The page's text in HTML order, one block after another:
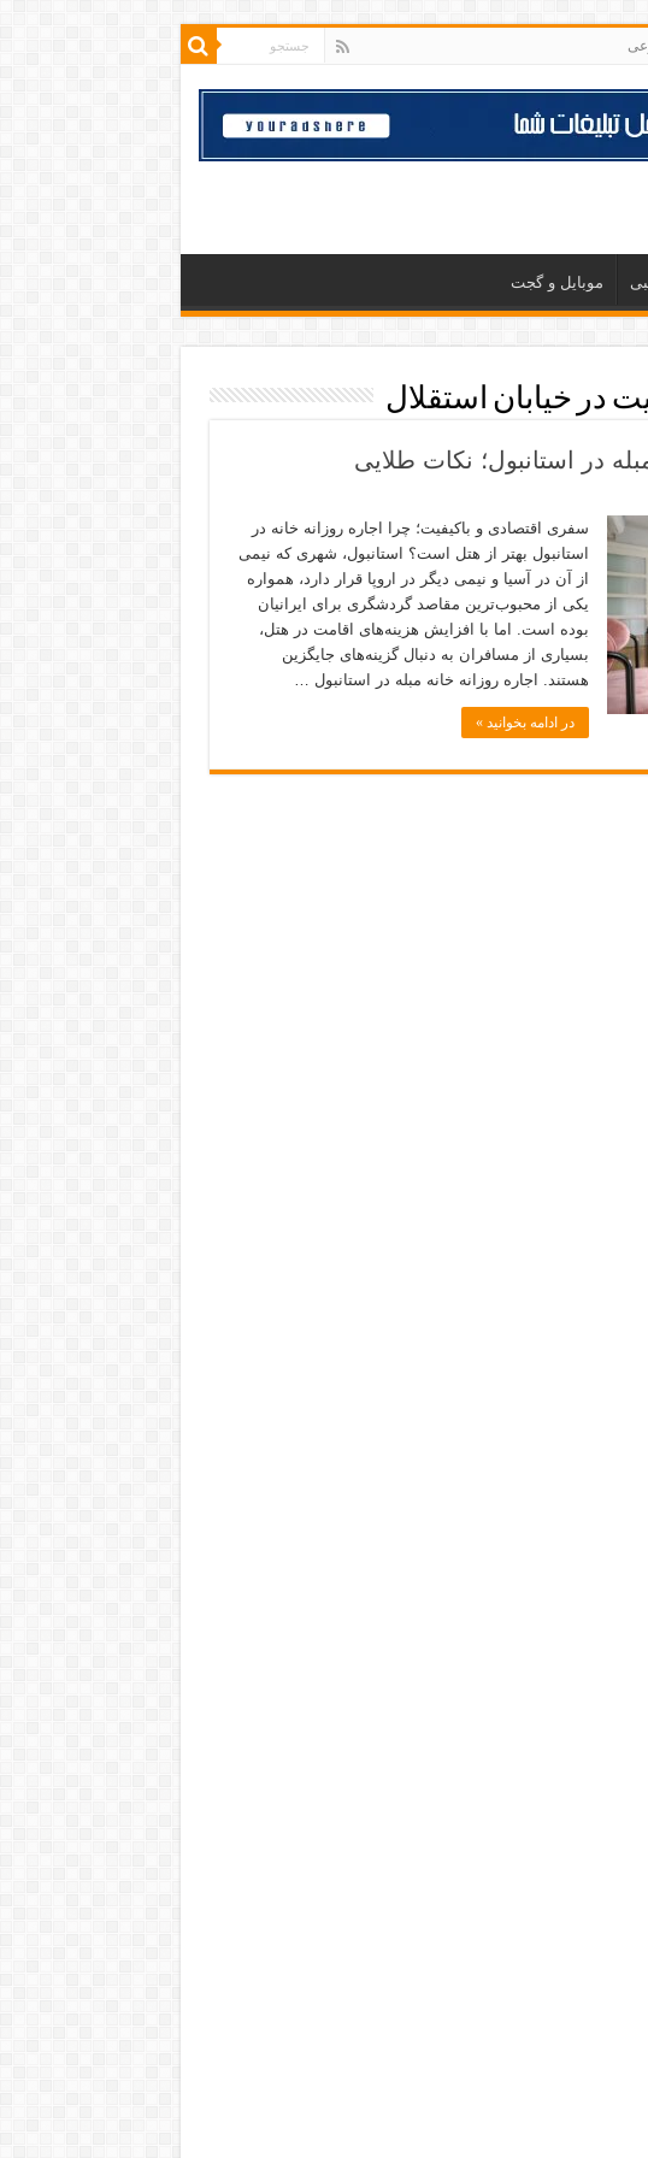
موبایل و گجت
در خیابان استقلال
در استانبول؛ نکات طلایی
سفری اقتصادی و باکیفیت؛ چرا اجاره روزانه خانه در
استانبول بهتر از هتل است؟ استانبول، شهری که نیمی
از آن در آسیا و نیمی دیگر در اروپا قرار دارد، همواره
یکی از محبوب‌ترین مقاصد گردشگری برای ایرانیان
بوده است. اما با افزایش هزینه‌های اقامت در هتل،
بسیاری از مسافران به دنبال گزینه‌های جایگزین
هستند. اجاره روزانه خانه مبله در استانبول …
در ادامه بخوانید »